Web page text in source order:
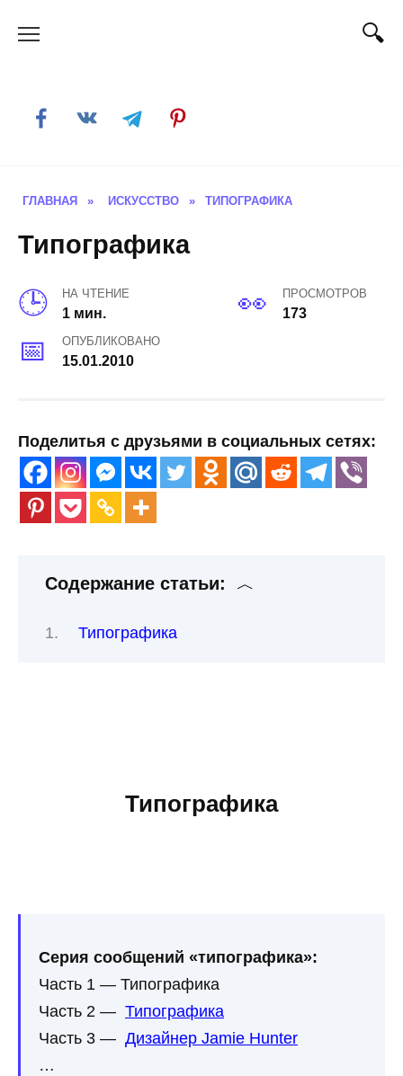
ГЛАВНАЯ » ИСКУССТВО » ТИПОГРАФИКА
Типографика
НА ЧТЕНИЕ
1 мин.
ПРОСМОТРОВ
173
ОПУБЛИКОВАНО
15.01.2010
Поделитья с друзьями в социальных сетях:
Содержание статьи:
Типографика
Типографика
Серия сообщений «типографика»:
Часть 1 — Типографика
Часть 2 — Типографика
Часть 3 — Дизайнер Jamie Hunter
…